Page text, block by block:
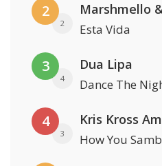
2
2
Marshmello
Esta Vida
3
4
Dua Lipa
Dance The
4
3 How You